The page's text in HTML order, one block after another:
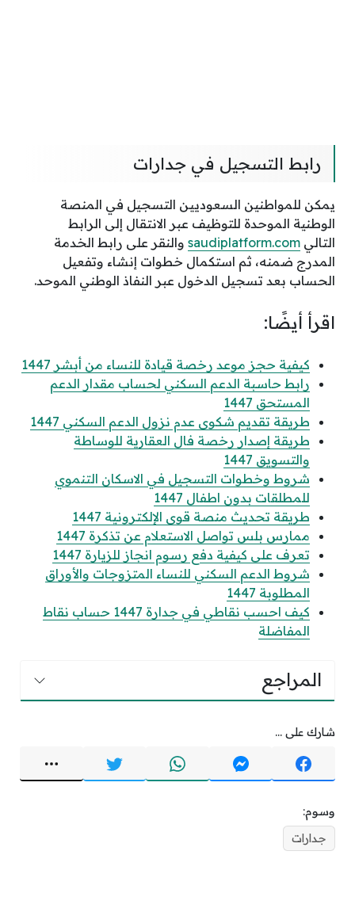
رابط التسجيل في جدارات
يمكن للمواطنين السعوديين التسجيل في المنصة
الوطنية الموحدة للتوظيف عبر الانتقال إلى الرابط
التالي saudiplatform.com والنقر على رابط الخدمة
المدرج ضمنه، ثم استكمال خطوات إنشاء وتفعيل
الحساب بعد تسجيل الدخول عبر النفاذ الوطني الموحد.
اقرأ أيضًا:
كيفية حجز موعد رخصة قيادة للنساء من أبشر 1447
رابط حاسبة الدعم السكني لحساب مقدار الدعم
المستحق 1447
طريقة تقديم شكوى عدم نزول الدعم السكني 1447
طريقة إصدار رخصة فال العقارية للوساطة
والتسويق 1447
شروط وخطوات التسجيل في الاسكان التنموي
للمطلقات بدون اطفال 1447
طريقة تحديث منصة قوى الإلكترونية 1447
ممارس بلس تواصل الاستعلام عن تذكرة 1447
تعرف على كيفية دفع رسوم انجاز للزيارة 1447
شروط الدعم السكني للنساء المتزوجات والأوراق
المطلوبة 1447
كيف احسب نقاطي في جدارة 1447 حساب نقاط
المفاضلة
المراجع
شارك على ...
وسوم:
جدارات